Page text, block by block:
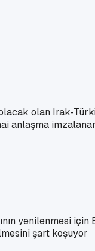
olan Irak-
yenilenmesi
şart koşuyor